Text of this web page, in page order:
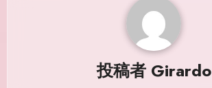
投稿者 Girardo